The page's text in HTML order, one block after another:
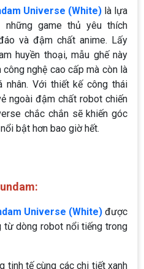
Universe (White) là lựa
những game thủ yêu thích
và đậm chất anime. Lấy
huyền thoại, mẫu ghế này
nghệ cao cấp mà còn là
nhân. Với thiết kế công thái
ngoài đậm chất robot chiến
chắc chắn sẽ khiến góc
bật hơn bao giờ hết.
Universe (White) được
từ dòng robot nổi tiếng trong
tinh tế cùng các chi tiết xanh